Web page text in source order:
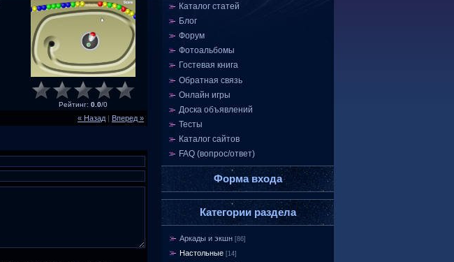
Рейтинг: 0.0/0
« Назад | Вперед »
Каталог статей
Блог
Форум
Фотоальбомы
Гостевая книга
Обратная связь
Онлайн игры
Доска объявлений
Тесты
Каталог сайтов
FAQ (вопрос/ответ)
Форма входа
Категории раздела
Аркады и экшн [86]
Настольные [14]